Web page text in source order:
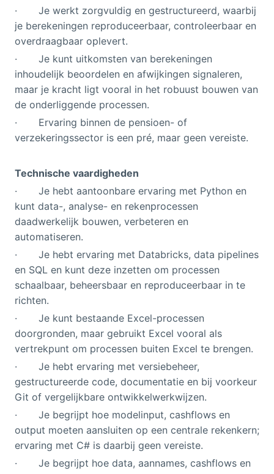
· Je werkt zorgvuldig en gestructureerd, waarbij
je berekeningen reproduceerbaar, controleerbaar en
overdraagbaar oplevert.
· Je kunt uitkomsten van berekeningen
inhoudelijk beoordelen en afwijkingen signaleren,
maar je kracht ligt vooral in het robuust bouwen van
de onderliggende processen.
· Ervaring binnen de pensioen- of
verzekeringssector is een pré, maar geen vereiste.
Technische vaardigheden
· Je hebt aantoonbare ervaring met Python en
kunt data-, analyse- en rekenprocessen
daadwerkelijk bouwen, verbeteren en
automatiseren.
· Je hebt ervaring met Databricks, data pipelines
en SQL en kunt deze inzetten om processen
schaalbaar, beheersbaar en reproduceerbaar in te
richten.
· Je kunt bestaande Excel-processen
doorgronden, maar gebruikt Excel vooral als
vertrekpunt om processen buiten Excel te brengen.
· Je hebt ervaring met versiebeheer,
gestructureerde code, documentatie en bij voorkeur
Git of vergelijkbare ontwikkelwerkwijzen.
· Je begrijpt hoe modelinput, cashflows en
output moeten aansluiten op een centrale rekenkern;
ervaring met C# is daarbij geen vereiste.
· Je begrijpt hoe data, aannames, cashflows en